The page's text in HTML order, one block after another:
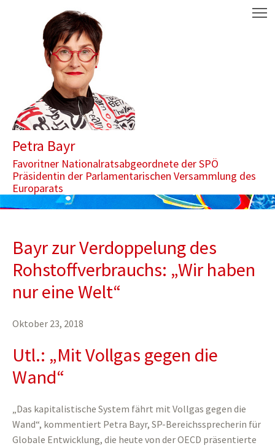
Aktuelle Seite: Bayr zur Verdoppelung des Rohstoffverbrauchs:
Petra Bayr
Favoritner Nationalratsabgeordnete der SPÖ
Präsidentin der Parlamentarischen Versammlung des
Europarats
Bayr zur Verdoppelung des
Rohstoffverbrauchs: „Wir haben
nur eine Welt“
Oktober 23, 2018
Utl.: „Mit Vollgas gegen die
Wand“
„Das kapitalistische System fährt mit Vollgas gegen die
Wand“, kommentiert Petra Bayr, SP-Bereichssprecherin für
Globale Entwicklung, die heute von der OECD präsentierte